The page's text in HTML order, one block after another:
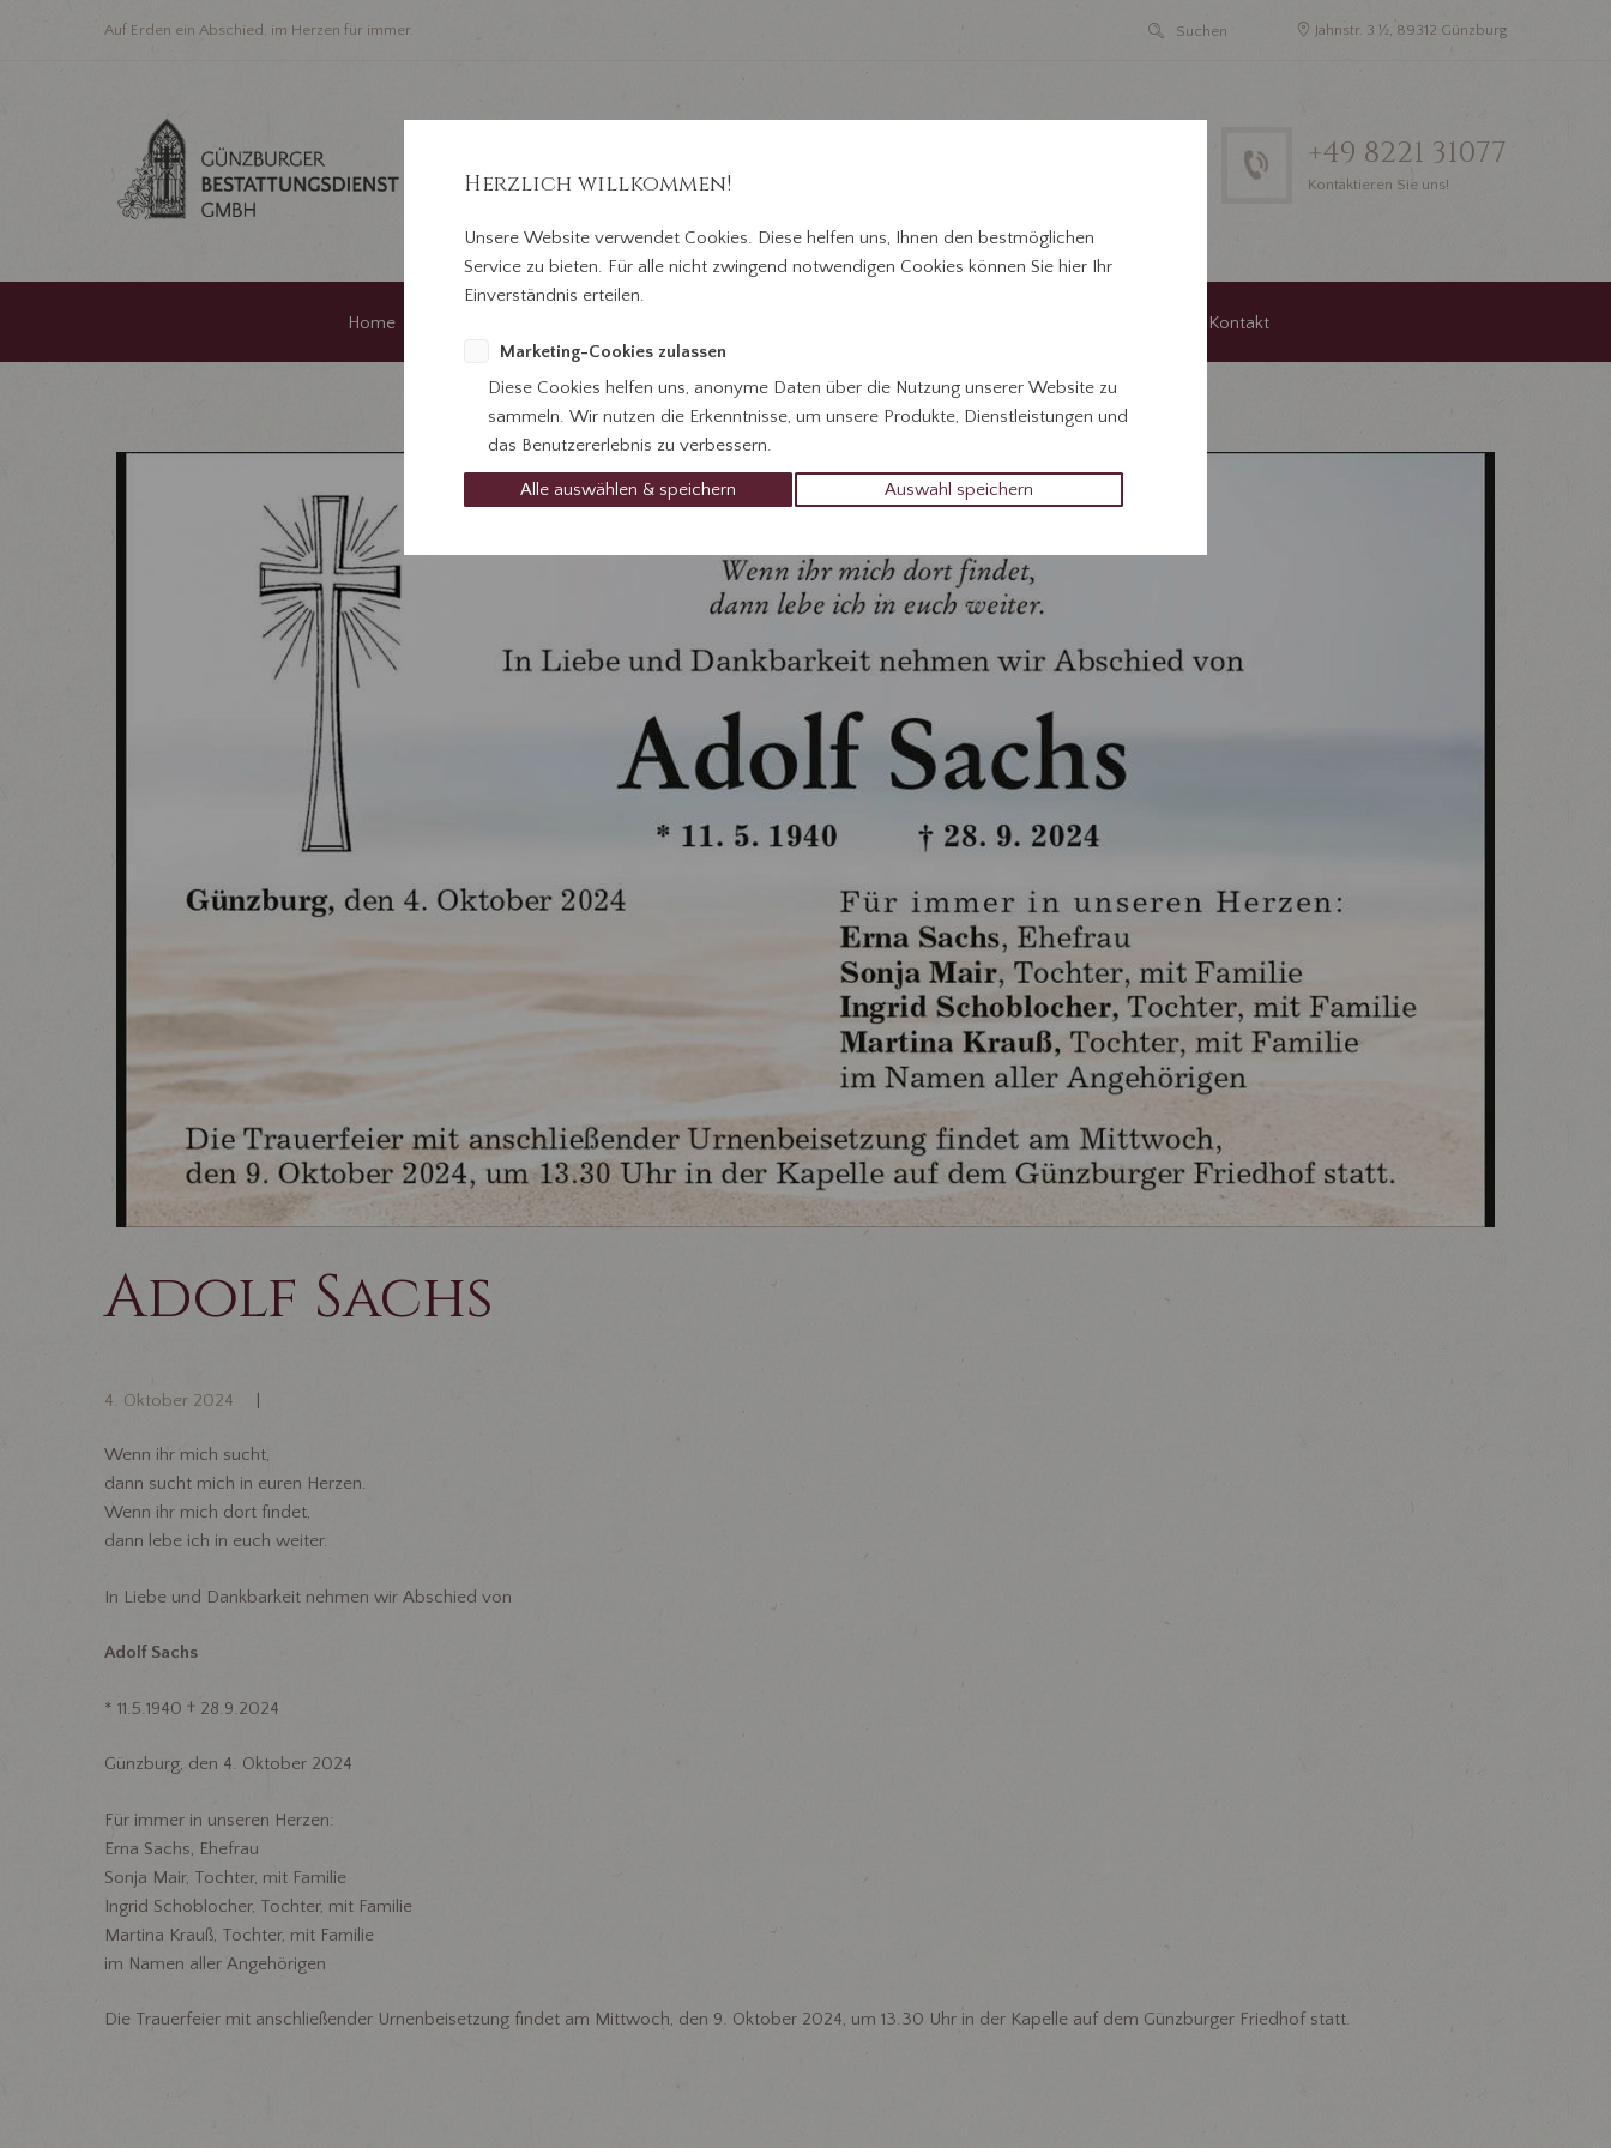
Auf Erden ein Abschied, im Herzen für immer. Jahnstr. 3 ½, 89312 Günzburg
+49 8221 31077
Kontaktieren Sie uns!
Home Kontakt
Adolf Sachs
4. Oktober 2024
Wenn ihr mich sucht,
dann sucht mich in euren Herzen.
Wenn ihr mich dort findet,
dann lebe ich in euch weiter.
In Liebe und Dankbarkeit nehmen wir Abschied von
Adolf Sachs
* 11.5.1940 † 28.9.2024
Günzburg, den 4. Oktober 2024
Für immer in unseren Herzen:
Erna Sachs, Ehefrau
Sonja Mair, Tochter, mit Familie
Ingrid Schoblocher, Tochter, mit Familie
Martina Krauß, Tochter, mit Familie
im Namen aller Angehörigen
Die Trauerfeier mit anschließender Urnenbeisetzung findet am Mittwoch, den 9. Oktober 2024, um 13.30 Uhr in der Kapelle auf dem Günzburger Friedhof statt.
Herzlich willkommen!
Unsere Website verwendet Cookies. Diese helfen uns, Ihnen den bestmöglichen
Service zu bieten. Für alle nicht zwingend notwendigen Cookies können Sie hier Ihr
Einverständnis erteilen.
Marketing-Cookies zulassen
Diese Cookies helfen uns, anonyme Daten über die Nutzung unserer Website zu
sammeln. Wir nutzen die Erkenntnisse, um unsere Produkte, Dienstleistungen und
das Benutzererlebnis zu verbessern.
Alle auswählen & speichern Auswahl speichern